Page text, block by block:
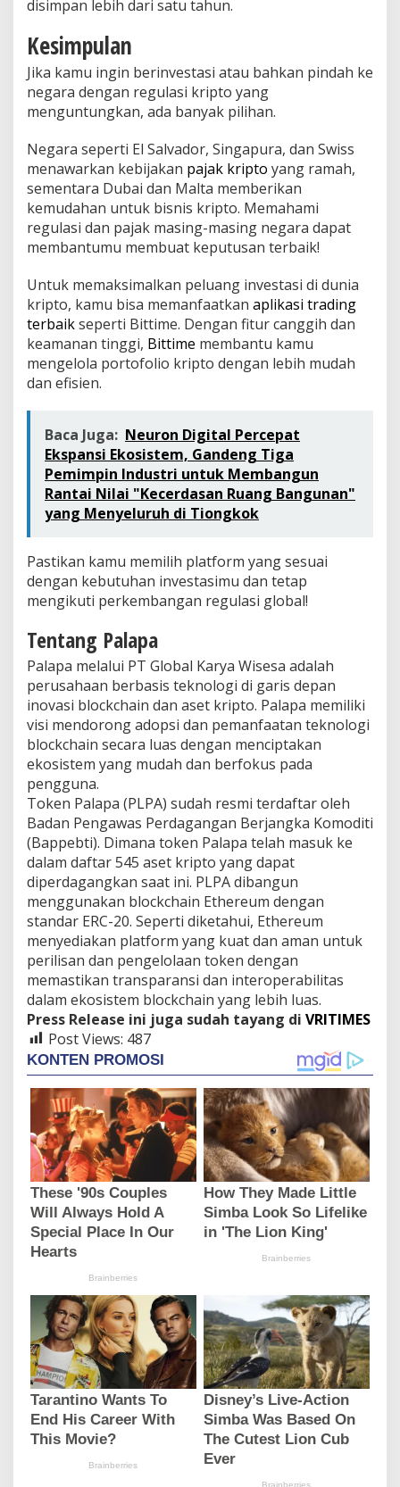
disimpan lebih dari satu tahun.
Kesimpulan
Jika kamu ingin berinvestasi atau bahkan pindah ke
negara dengan regulasi kripto yang
menguntungkan, ada banyak pilihan.
Negara seperti El Salvador, Singapura, dan Swiss
menawarkan kebijakan pajak kripto yang ramah,
sementara Dubai dan Malta memberikan
kemudahan untuk bisnis kripto. Memahami
regulasi dan pajak masing-masing negara dapat
membantumu membuat keputusan terbaik!
Untuk memaksimalkan peluang investasi di dunia
kripto, kamu bisa memanfaatkan aplikasi trading
terbaikseperti Bittime. Dengan fitur canggih dan
keamanan tinggi, Bittime membantu kamu
mengelola portofolio kripto dengan lebih mudah
dan efisien.
Baca Juga: Neuron Digital Percepat
Ekspansi Ekosistem, Gandeng Tiga
Pemimpin Industri untuk Membangun
Rantai Nilai "Kecerdasan Ruang Bangunan"
yang Menyeluruh di Tiongkok
Pastikan kamu memilih platform yang sesuai
dengan kebutuhan investasimu dan tetap
mengikuti perkembangan regulasi global!
Tentang Palapa
Palapa melalui PT Global Karya Wisesa adalah
perusahaan berbasis teknologi di garis depan
inovasi blockchain dan aset kripto. Palapa memiliki
visi mendorong adopsi dan pemanfaatan teknologi
blockchain secara luas dengan menciptakan
ekosistem yang mudah dan berfokus pada
pengguna.
Token Palapa (PLPA) sudah resmi terdaftar oleh
Badan Pengawas Perdagangan Berjangka Komoditi
(Bappebti). Dimana token Palapa telah masuk ke
dalam daftar 545 aset kripto yang dapat
diperdagangkan saat ini. PLPA dibangun
menggunakan blockchain Ethereum dengan
standar ERC-20. Seperti diketahui, Ethereum
menyediakan platform yang kuat dan aman untuk
perilisan dan pengelolaan token dengan
memastikan transparansi dan interoperabilitas
dalam ekosistem blockchain yang lebih luas.
Press Release ini juga sudah tayang di VRITIMES
Post Views: 487